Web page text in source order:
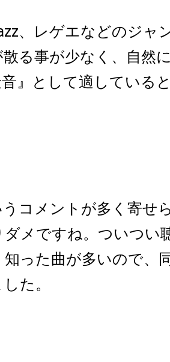
、レゲエなどのジャ
る事が少なく、自然
』として適している
コメントが多く寄せ
ダメですね。ついつい
知った曲が多いので、
た。